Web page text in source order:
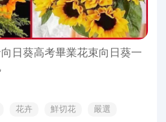
日葵高考畢業花束向日葵一
花卉 鮮切花
嚴選